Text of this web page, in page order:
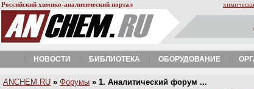
Российский химико-аналитический портал
НОВОСТИ БИБЛИОТЕКА ОБОРУДОВАНИЕ
A NCHEM.RU » Форумы » 1. Аналитический форум ...